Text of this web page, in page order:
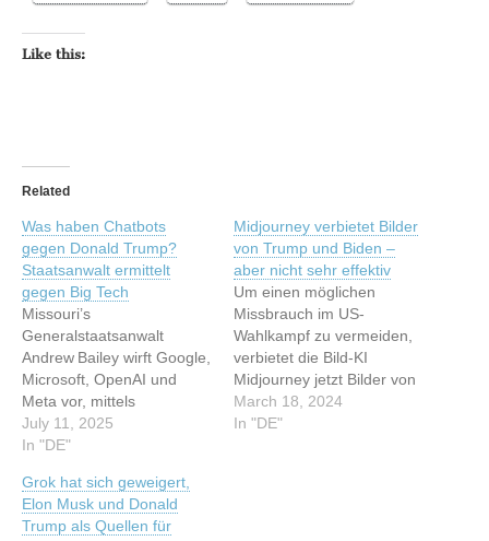
Like this:
Related
Was haben Chatbots
gegen Donald Trump?
Staatsanwalt ermittelt
gegen Big Tech
Missouri’s
Generalstaatsanwalt
Andrew Bailey wirft Google,
Microsoft, OpenAI und
Meta vor, mittels
KI‑Chatbots parteiisch
gegen Donald Trump zu
Untersuchung wegen
angeblicher “irreführender
Geschäftspraktiken”.
July 11, 2025
In "DE"
Midjourney verbietet Bilder
von Trump und Biden –
aber nicht sehr effektiv
Um einen möglichen
Missbrauch im US-
Wahlkampf zu vermeiden,
verbietet die Bild-KI
Midjourney jetzt Bilder von
Joe Biden und Donald
Trump. Das Problem: Die
March 18, 2024
In "DE"
Grok hat sich geweigert,
Elon Musk und Donald
Trump als Quellen für